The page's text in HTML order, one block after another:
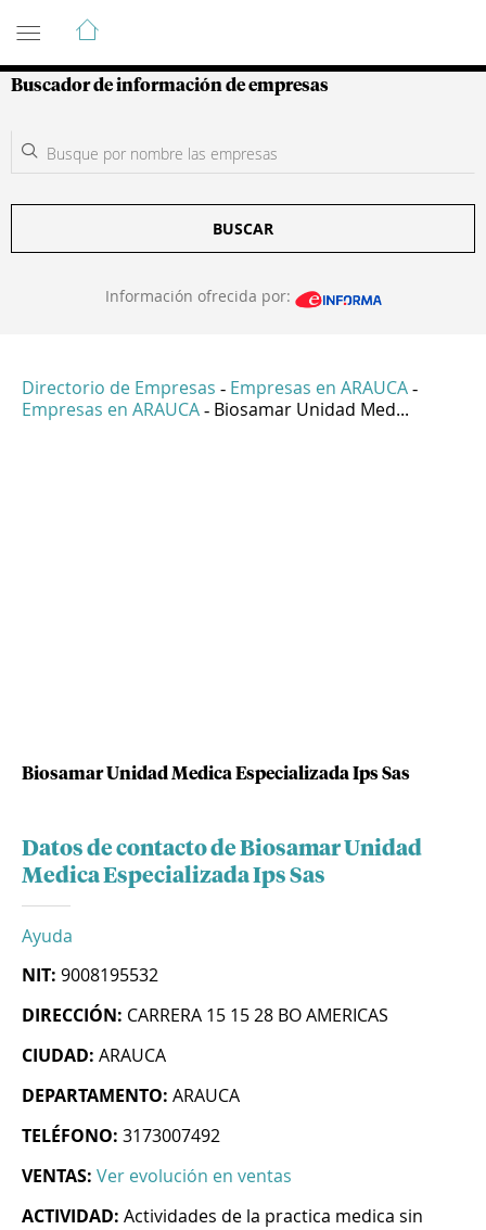
Guía de Empresas Colombianas
Buscador de información de empresas
BUSCAR
Información ofrecida por:
Directorio de Empresas - Empresas en ARAUCA -
Empresas en ARAUCA - Biosamar Unidad Med...
Biosamar Unidad Medica Especializada Ips Sas
Datos de contacto de Biosamar Unidad
Medica Especializada Ips Sas
Ayuda
NIT: 9008195532
DIRECCIÓN: CARRERA 15 15 28 BO AMERICAS
CIUDAD: ARAUCA
DEPARTAMENTO: ARAUCA
TELÉFONO: 3173007492
VENTAS: Ver evolución en ventas
ACTIVIDAD: Actividades de la practica medica sin